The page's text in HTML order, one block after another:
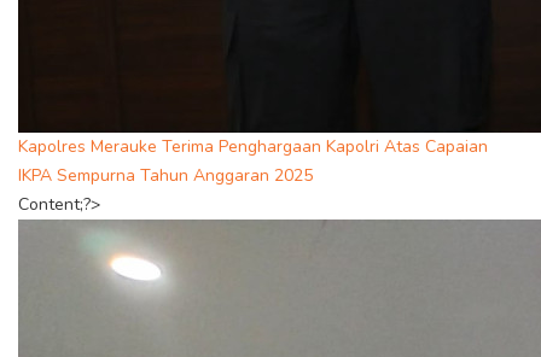
Kapolres Merauke Terima Penghargaan Kapolri Atas Capaian
IKPA Sempurna Tahun Anggaran 2025
Content;?>